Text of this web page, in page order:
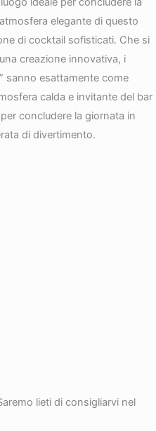
elegante di questo
di cocktail sofisticati. Che si
creazione innovativa, i
sanno esattamente come
calda e invitante del bar
concludere la giornata in
di divertimento.
lieti di consigliarvi nel